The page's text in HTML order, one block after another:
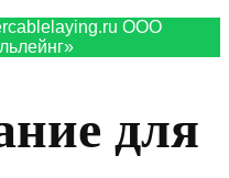
ООО
для